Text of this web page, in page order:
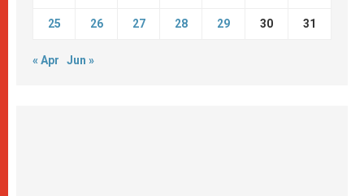
25 26 27 28 29 30 31
« Apr Jun »